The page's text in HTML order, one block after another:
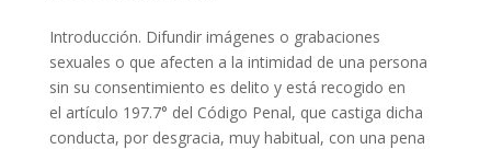
Introducción. Difundir imágenes o grabaciones
sexuales o que afecten a la intimidad de una persona
sin su consentimiento es delito y está recogido en
el artículo 197.7° del Código Penal, que castiga dicha
conducta, por desgracia, muy habitual, con una pena